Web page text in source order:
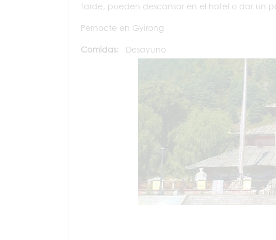
tarde, pueden descansar en el hotel o dar un
Pernocte en Gyirong
Comidas: Desayuno